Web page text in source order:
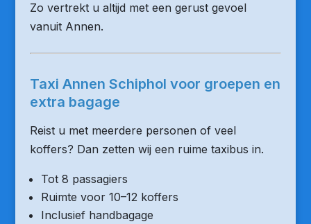
Zo vertrekt u altijd met een gerust gevoel
vanuit Annen.
Taxi Annen Schiphol voor groepen en
extra bagage
Reist u met meerdere personen of veel
koffers? Dan zetten wij een ruime taxibus in.
Tot 8 passagiers
Ruimte voor 10–12 koffers
Inclusief handbagage